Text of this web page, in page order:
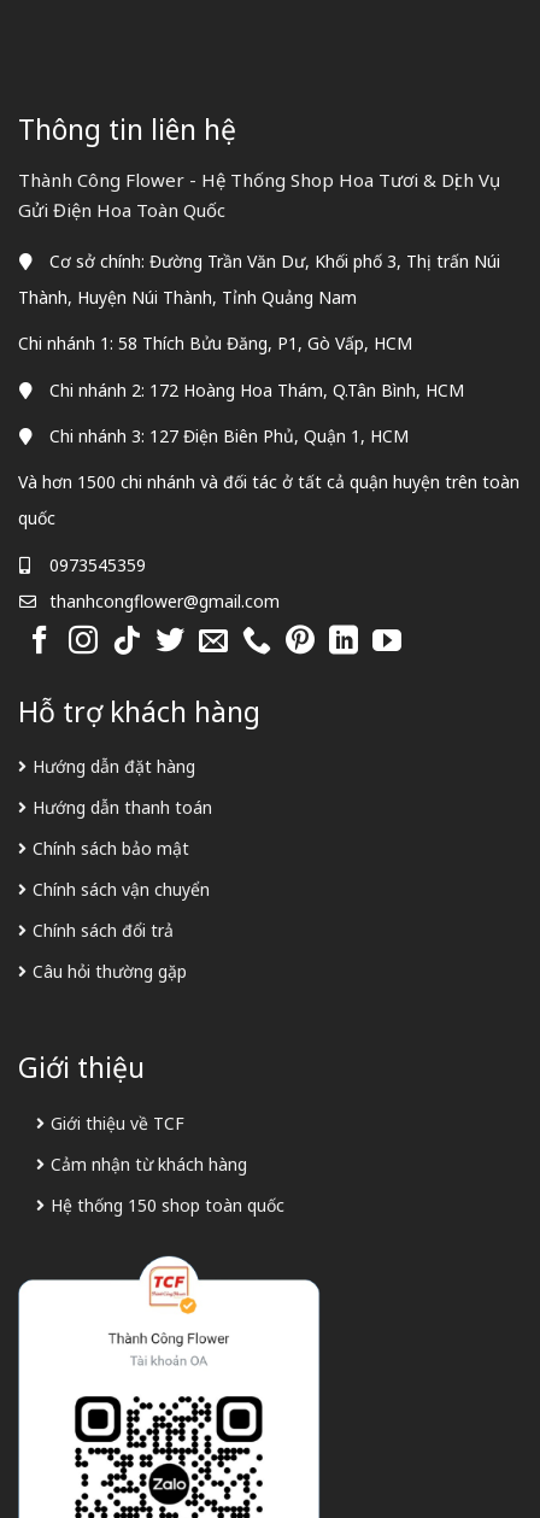
Thông tin liên hệ
Thành Công Flower - Hệ Thống Shop Hoa Tươi & Dịch Vụ
Gửi Điện Hoa Toàn Quốc
Cơ sở chính: Đường Trần Văn Dư, Khối phố 3, Thị trấn Núi
Thành, Huyện Núi Thành, Tỉnh Quảng Nam
Chi nhánh 1: 58 Thích Bửu Đăng, P1, Gò Vấp, HCM
Chi nhánh 2: 172 Hoàng Hoa Thám, Q.Tân Bình, HCM
Chi nhánh 3: 127 Điện Biên Phủ, Quận 1, HCM
Và hơn 1500 chi nhánh và đối tác ở tất cả quận huyện trên toàn
quốc
0973545359
thanhcongflower@gmail.com
Hỗ trợ khách hàng
Hướng dẫn đặt hàng
Hướng dẫn thanh toán
Chính sách bảo mật
Chính sách vận chuyển
Chính sách đổi trả
Câu hỏi thường gặp
Giới thiệu
Giới thiệu về TCF
Cảm nhận từ khách hàng
Hệ thống 150 shop toàn quốc